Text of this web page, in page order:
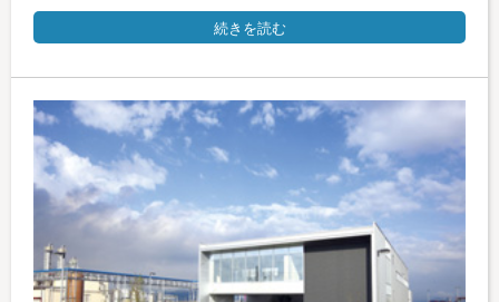
続きを読む